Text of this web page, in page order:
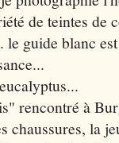
de teintes de
le guide blanc
rencontré à
chaussures, la